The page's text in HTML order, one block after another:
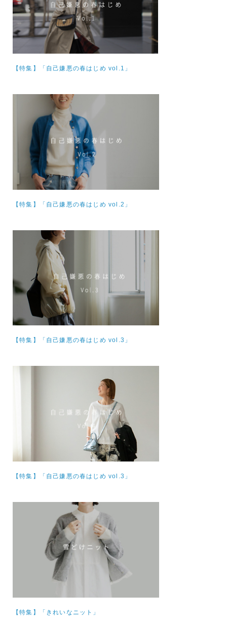
【特集】 「自己嫌悪の春はじめ vol.1」
【特集】 「自己嫌悪の春はじめ vol.2」
【特集】 「自己嫌悪の春はじめ vol.3」
【特集】 「自己嫌悪の春はじめ vol.3」
【特集】 「きれいなニット」